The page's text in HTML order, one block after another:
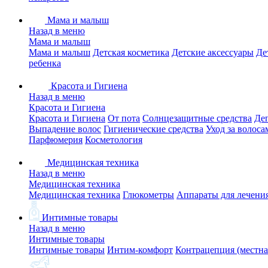
Мама и малыш
Назад в меню
Мама и малыш
Мама и малыш Детская косметика Детские аксессуары
ребенка
Красота и Гигиена
Назад в меню
Красота и Гигиена
Красота и Гигиена От пота Солнцезащитные средства
Выпадение волос Гигиенические средства Уход за
Парфюмерия Косметология
Медицинская техника
Назад в меню
Медицинская техника
Медицинская техника Глюкометры Аппараты для
Интимные товары
Назад в меню
Интимные товары
Интимные товары Интим-комфорт Контрацепция